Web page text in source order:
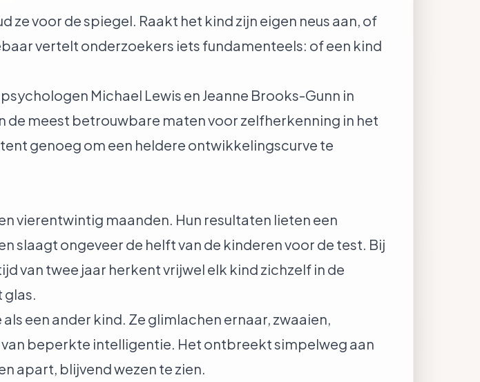
ze voor de spiegel. Raakt het kind zijn eigen neus aan, of
vertelt onderzoekers iets fundamenteels: of een kind
Michael Lewis en Jeanne Brooks-Gunn in
de meest betrouwbare maten voor zelfherkenning in het
genoeg om een heldere ontwikkelingscurve te
vierentwintig maanden. Hun resultaten lieten een
slaagt ongeveer de helft van de kinderen voor de test. Bij
van twee jaar herkent vrijwel elk kind zichzelf in de
glas.
een ander kind. Ze glimlachen ernaar, zwaaien,
beperkte intelligentie. Het ontbreekt simpelweg aan
apart, blijvend wezen te zien.